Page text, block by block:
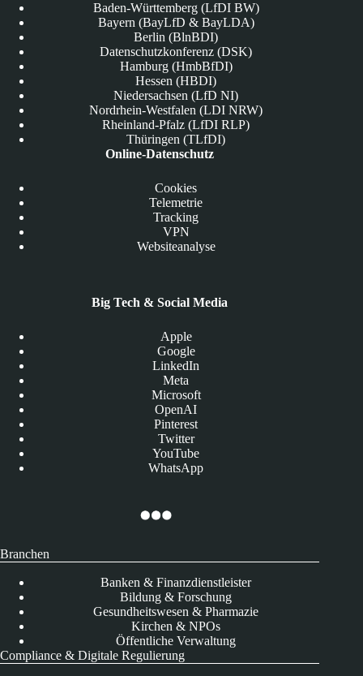
Baden-Württemberg (LfDI BW)
Bayern (BayLfD & BayLDA)
Berlin (BlnBDI)
Datenschutzkonferenz (DSK)
Hamburg (HmbBfDI)
Hessen (HBDI)
Niedersachsen (LfD NI)
Nordrhein-Westfalen (LDI NRW)
Rheinland-Pfalz (LfDI RLP)
Thüringen (TLfDI)
Online-Datenschutz
Cookies
Telemetrie
Tracking
VPN
Websiteanalyse
Big Tech & Social Media
Apple
Google
LinkedIn
Meta
Microsoft
OpenAI
Pinterest
Twitter
YouTube
WhatsApp
Branchen
Banken & Finanzdienstleister
Bildung & Forschung
Gesundheitswesen & Pharmazie
Kirchen & NPOs
Öffentliche Verwaltung
Compliance & Digitale Regulierung